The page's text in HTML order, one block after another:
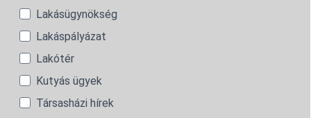
Lakásügynökség
Lakáspályázat
Lakótér
Kutyás ügyek
Társasházi hírek